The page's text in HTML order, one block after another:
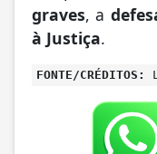
graves, a
à Justiça.
FONTE/CRÉDITOS: